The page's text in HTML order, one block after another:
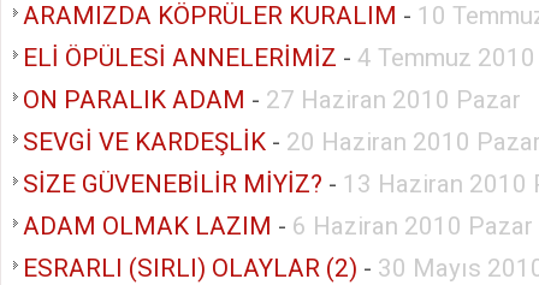
ARAMIZDA KÖPRÜLER KURALIM - 10
ELİ ÖPÜLESİ ANNELERİMİZ - 4 Temmuz
ON PARALIK ADAM - 27 Haziran 2010 Pazar
SEVGİ VE KARDEŞLİK - 20 Haziran 2010
SİZE GÜVENEBİLİR MİYİZ? - 13 Haziran 2010
ADAM OLMAK LAZIM - 6 Haziran 2010 Pazar
ESRARLI (SIRLI) OLAYLAR (2) - 30 Mayıs